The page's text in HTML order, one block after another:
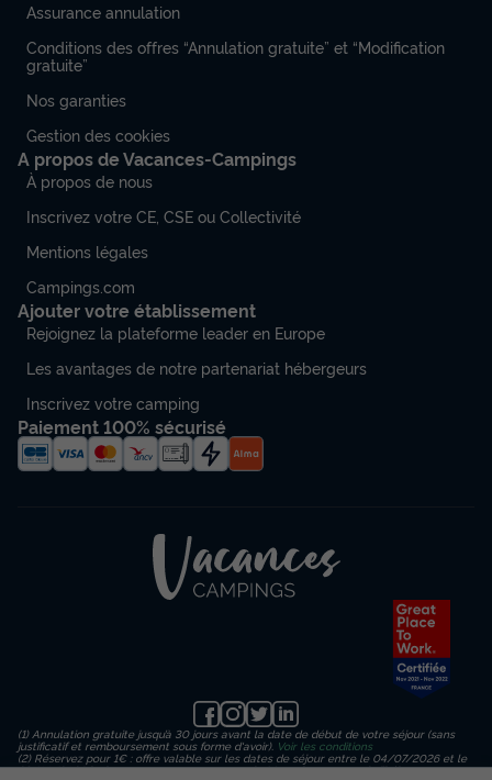
Assurance annulation
Conditions des offres “Annulation gratuite” et “Modification
gratuite”
Nos garanties
Gestion des cookies
A propos de Vacances-Campings
À propos de nous
Inscrivez votre CE, CSE ou Collectivité
Mentions légales
Campings.com
Ajouter votre établissement
Rejoignez la plateforme leader en Europe
Les avantages de notre partenariat hébergeurs
Inscrivez votre camping
Paiement 100% sécurisé
(1) Annulation gratuite jusqu’à 30 jours avant la date de début de votre séjour (sans
justificatif et remboursement sous forme d'avoir). Voir les conditions
(2) Réservez pour 1€ : offre valable sur les dates de séjour entre le 04/07/2026 et le
23/08/2026 inclus, en payant un acompte de 1€ sur le montant de l’hébergement